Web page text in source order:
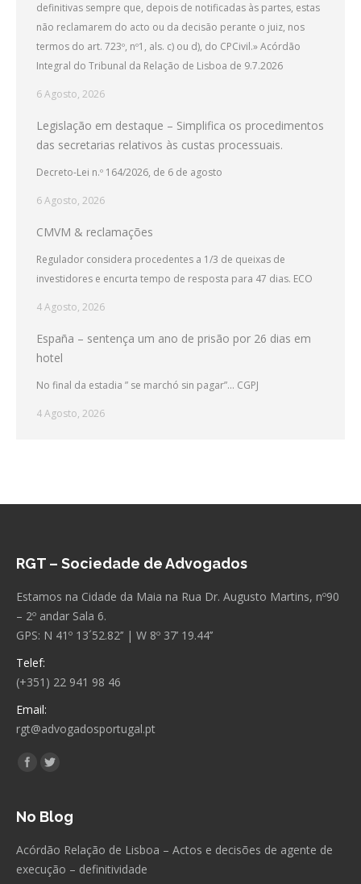
definitivas sempre que, depois de notificadas às partes, estas
não reclamarem do acto ou da decisão perante o juiz, nos
termos do art. 723º, nº1, als. c) ou d), do CPCivil.» Acórdão
Integral do Tribunal da Relação de Lisboa de 9.7.2026
6 Agosto, 2026
Legislação em destaque – Simplifica os procedimentos
das secretarias relativos às custas processuais.
Decreto-Lei n.º 164/2026, de 6 de agosto
6 Agosto, 2026
CMVM & reclamações
Regulador considera procedentes a 1/3 de queixas de
investidores e encurta tempo de resposta para 47 dias. ECO
4 Agosto, 2026
España – sentença um ano de prisão por 26 dias em
hotel
No final da estadia ” se marchó sin pagar”… CGPJ
4 Agosto, 2026
RGT – Sociedade de Advogados
Estamos na Cidade da Maia na Rua Dr. Augusto Martins, nº90
– 2º andar Sala 6.
GPS: N 41º 13´52.82’’ | W 8º 37’ 19.44’’
Telef:
(+351) 22 941 98 46
Email:
rgt@advogadosportugal.pt
Encontre-nos em:
Facebook
Twitter
No Blog
Acórdão Relação de Lisboa – Actos e decisões de agente de
execução – definitividade